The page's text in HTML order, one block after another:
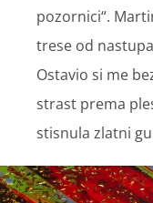
pozornici“.
trese od
Ostavio si me
strast prema
stisnula zlatni